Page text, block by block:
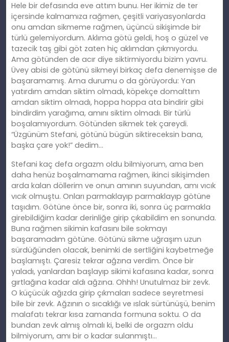
Hele bir defasında eve attım bunu. Her ikimiz de ter
içersinde kalmamıza rağmen, çeşitli variyasyonlarda
onu amdan sikmeme rağmen, üçüncü sikişimde bir
türlü gelemiyordum. Aklıma götü geldi, hoş o güzel ve
tazecik taş gibi göt zaten hiç aklımdan çıkmıyordu.
Ama götünden de acır diye siktirmiyordu bizim yavru.
Üvey abisi de götünü sikmeyi birkaç defa denemişse de
başaramamış. Ama durumu o da görüyordu: Yan
yatırdım amdan siktim olmadı, köpekçe domalttım
amdan siktim olmadı, hoppa hoppa ata bindirir gibi
bindirdim yarağıma, amını siktim olmadı. Bir türlü
boşalamıyordum. Götünden sikmek tek çareydi.
“Üzgünüm Stefani, götünü bügün siktireceksin bana,
başka çare yok!” dedim…
Stefani kaç defa orgazm oldu bilmiyorum, ama ben
daha henüz boşalmamama rağmen, ikinci sikişimden
arda kalan döllerim ve onun amının suyundan, amı vıcık
vıcık olmuştu. Onları parmaklayıp parmaklayıp götüne
taşıdım. Götüne önce bir, sonra iki, sonra üç parmakla
girebildiğim kadar derinliğe girip çıkabildim en sonunda.
Buna rağmen sikimin kafasını bile sokmayı
başaramadım götüne. Götünü sikme uğraşım uzun
sürdüğünden olacak, benimki de sertliğini kaybetmeğe
başlamıştı. Çaresiz tekrar ağzına verdim. Önce bir
yaladı, yanlardan başlayıp sikimi kafasına kadar, sonra
gırtlağına kadar aldı ağzına. Ohhh! Unutulmaz bir zevk.
O küçücük ağızda girip çıkmaları sadece seyretmesi
bile bir zevk. Ağzının o sıcaklığı ve ıslak sürtünüşü, benim
malafatı tekrar kısa zamanda formuna soktu. O da
bundan zevk almış olmalı ki, belki de orgazm oldu
bilmiyorum, amı bir o kadar sulanmıştı…